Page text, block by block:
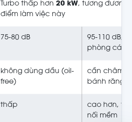
Turbo thấp hơn 20 kW, tương đương
điểm làm việc này
75-80 dB
95-110 dB,
phòng cách
không dùng dầu (oil-
free)
cần châm
bánh răng
thấp
cao hơn,
nối mềm